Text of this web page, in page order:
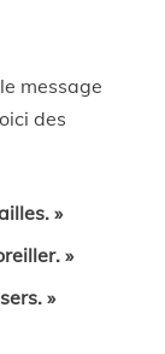
message
des
»
»
»